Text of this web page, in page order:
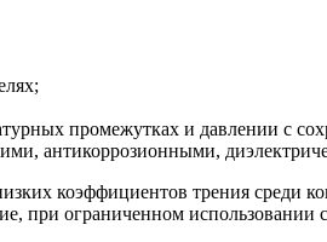
промежутках и давлении с
антикоррозионными,
коэффициентов трения
при ограниченном использовании